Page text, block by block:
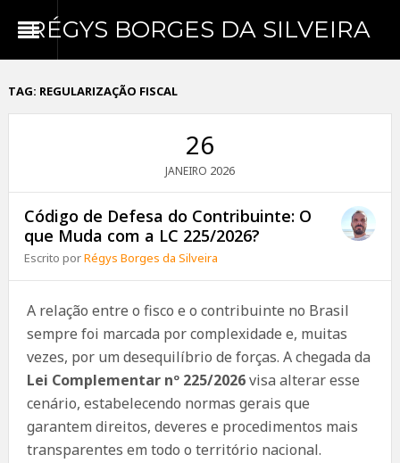
RÉGYS BORGES DA SILVEIRA
TAG: REGULARIZAÇÃO FISCAL
26
JANEIRO 2026
Código de Defesa do Contribuinte: O
que Muda com a LC 225/2026?
Escrito porRégys Borges da Silveira
A relação entre o fisco e o contribuinte no Brasil
sempre foi marcada por complexidade e, muitas
vezes, por um desequilíbrio de forças. A chegada da
Lei Complementar nº 225/2026visa alterar esse
cenário, estabelecendo normas gerais que
garantem direitos, deveres e procedimentos mais
transparentes em todo o território nacional.